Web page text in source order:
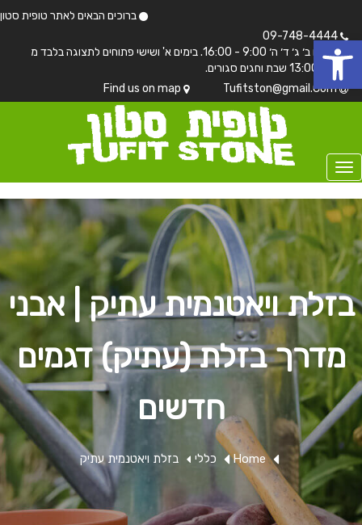
ברוכים הבאים לאתר טופית סטון
בימים ב׳ ג׳ ד׳ ה׳ 9:00 - 16:00. בימים א' ושישי פתוחים לתצוגה בלבד מ
7:00 - 13:00 שבת וחגים סגורים.
Tufitston@gmail.Com
בזלת ויאטנמית עתיק | אבני
מדרך בזלת (עתיק) דגמים
חדשים
Home כללי בזלת ויאטנמית עתיק